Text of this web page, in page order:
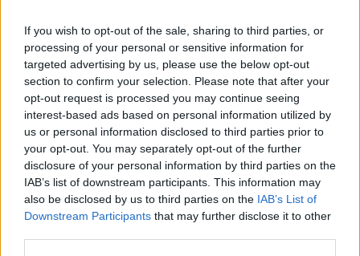
If you wish to opt-out of the sale, sharing to third parties, or
processing of your personal or sensitive information for
targeted advertising by us, please use the below opt-out
section to confirm your selection. Please note that after your
opt-out request is processed you may continue seeing
interest-based ads based on personal information utilized by
us or personal information disclosed to third parties prior to
your opt-out. You may separately opt-out of the further
disclosure of your personal information by third parties on the
IAB’s list of downstream participants. This information may
also be disclosed by us to third parties on the IAB’s List of
Downstream Participants that may further disclose it to other
απόλυτος αριθμός των νεκρών θα συνεχίσει
να είναι μεγαλύτερος στη νότια Ευρώπη, η
οποία είναι ναι μεν καλύτερα
προσαρμοσμένη σε καύσωνες αλλά
περισσότερο εκτεθειμένη σε ακραίες
θερμοκρασίες.
Η πρωτιά ανήκει στην Ελλάδα!
Οι επιστήμονες διαπίστωσαν ότι η
θνησιμότητα που σχετίζεται με τη ζέστη το
2023 ήταν η υψηλότερη στην Ελλάδα, με 393